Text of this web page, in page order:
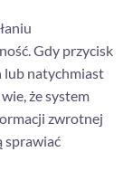
Gdy przycisk
lub natychmiast
że system
zwrotnej
sprawiać